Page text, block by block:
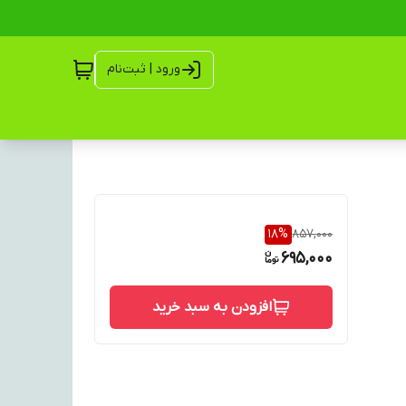
ورود | ثبت‌نام
857,000
18%
695,000
افزودن به سبد خرید